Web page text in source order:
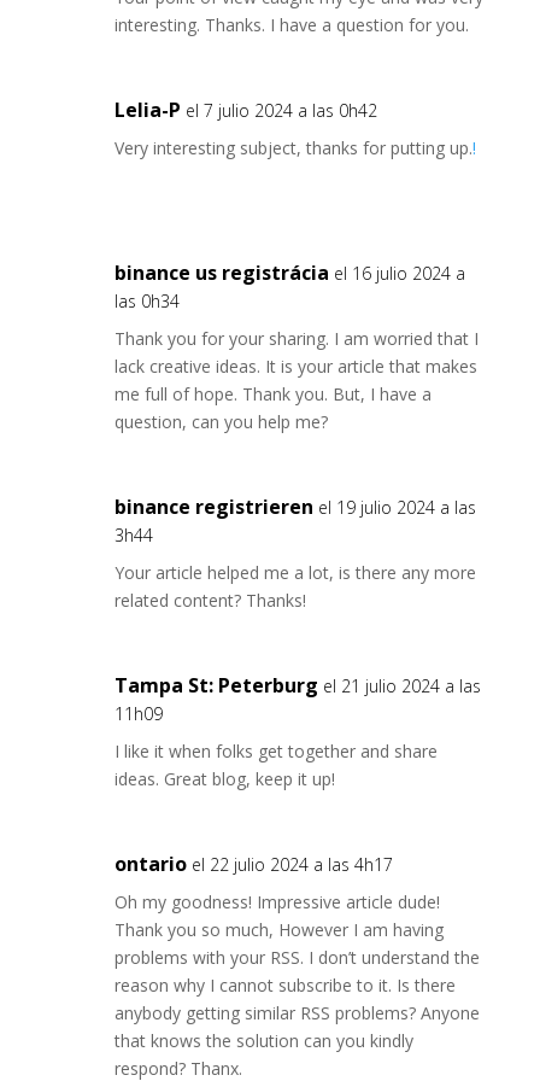
interesting. Thanks. I have a question for you.
Lelia-P el 7 julio 2024 a las 0h42
Very interesting subject, thanks for putting up.!
binance us registrácia el 16 julio 2024 a
las 0h34
Thank you for your sharing. I am worried that I
lack creative ideas. It is your article that makes
me full of hope. Thank you. But, I have a
question, can you help me?
binance registrieren el 19 julio 2024 a las
3h44
Your article helped me a lot, is there any more
related content? Thanks!
Tampa St: Peterburg el 21 julio 2024 a las
11h09
I like it when folks get together and share
ideas. Great blog, keep it up!
ontario el 22 julio 2024 a las 4h17
Oh my goodness! Impressive article dude!
Thank you so much, However I am having
problems with your RSS. I don’t understand the
reason why I cannot subscribe to it. Is there
anybody getting similar RSS problems? Anyone
that knows the solution can you kindly
respond? Thanx.